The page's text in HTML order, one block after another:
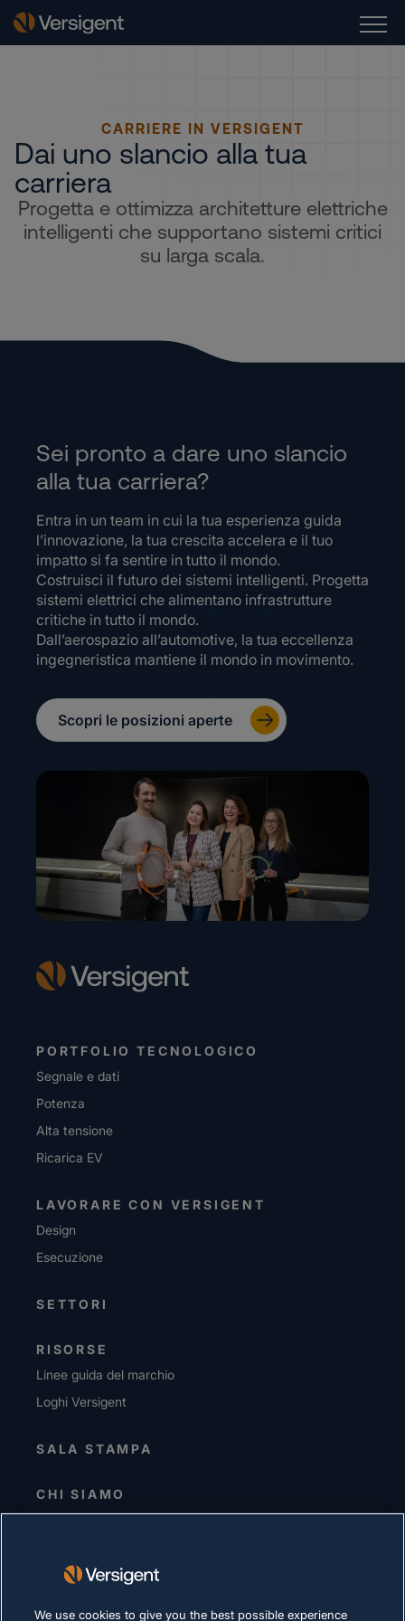
CARRIERE IN VERSIGENT
Dai uno slancio alla tua
carriera
Progetta e ottimizza architetture elettriche
intelligenti che supportano sistemi critici
su larga scala.
Sei pronto a dare uno slancio
alla tua carriera?
Entra in un team in cui la tua esperienza guida
l’innovazione, la tua crescita accelera e il tuo
impatto si fa sentire in tutto il mondo.
Costruisci il futuro dei sistemi intelligenti. Progetta
sistemi elettrici che alimentano infrastrutture
critiche in tutto il mondo.
Dall’aerospazio all’automotive, la tua eccellenza
ingegneristica mantiene il mondo in movimento.
Scopri le posizioni aperte
PORTFOLIO TECNOLOGICO
Segnale e dati
Potenza
Alta tensione
Ricarica EV
LAVORARE CON VERSIGENT
Design
Esecuzione
SETTORI
RISORSE
Linee guida del marchio
Loghi Versigent
SALA STAMPA
CHI SIAMO
Direzione senior
Fornitori
We use cookies to give you the best possible experience